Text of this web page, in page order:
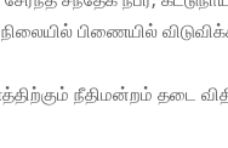
பிணையில்
நீதிமன்றம் தடை